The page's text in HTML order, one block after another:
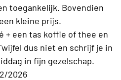
toegankelijk. Bovendien
kleine prijs.
+ een tas koffie of thee en
dus niet en schrijf je in
in fijn gezelschap.
2026